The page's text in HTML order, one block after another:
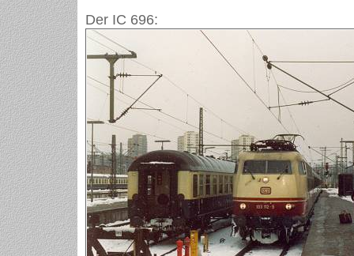
Der IC 696: